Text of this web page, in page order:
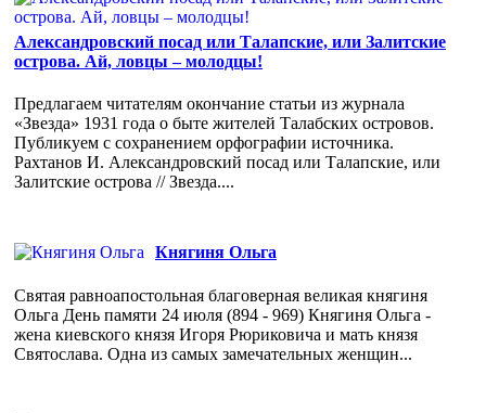
Александровский посад или Талапские, или Залитские
острова. Ай, ловцы – молодцы!
Предлагаем читателям окончание статьи из журнала
«Звезда» 1931 года о быте жителей Талабских островов.
Публикуем с сохранением орфографии источника.
Рахтанов И. Александровский посад или Талапские, или
Залитские острова // Звезда....
Княгиня Ольга
Святая равноапостольная благоверная великая княгиня
Ольга День памяти 24 июля (894 - 969) Княгиня Ольга -
жена киевского князя Игоря Рюриковича и мать князя
Святослава. Одна из самых замечательных женщин...